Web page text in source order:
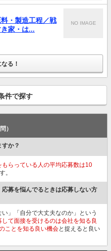
・製造工程／戦
家・は...
NO IMAGE
る！
件で探す
）
か？
もらっている人の平均応募数は10
。
募を悩んでるときは応募しない方
」「自分で大丈夫なのか」という
して面接を受けるのは会社を知る良
ことを知る良い機会と捉えると良い